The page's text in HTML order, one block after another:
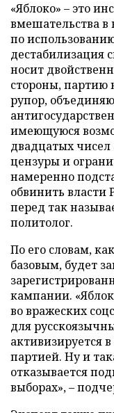
«Яблоко» – это
вмешательства
по
дестабилизация
носит
стороны, партию
рупор,
имеющуюся
двадцатых чисел
цензуры и
намеренно
обвинить власти
перед так
политолог.
По его словам,
базовым, будет
кампании.
во вражеских
для
активизируется
партией. Ну и
отказывается
выборах», –